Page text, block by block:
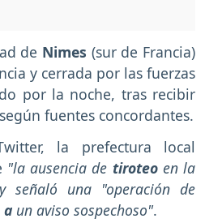
de Nimes (sur de Francia)
y cerrada por las fuerzas
por la noche, tras recibir
fuentes concordantes.
la prefectura local
"la ausencia de tiroteoen la
señaló una "operación de
a un aviso sospechoso".